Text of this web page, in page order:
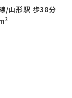
/山形駅 歩38分
2